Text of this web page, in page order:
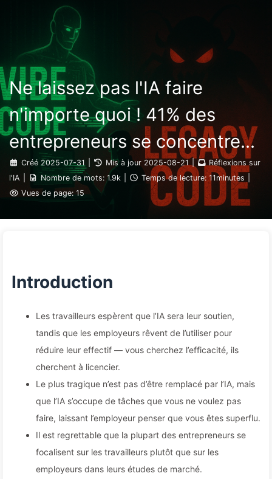
Le Chemin vers la Transformation par l'IA
Rechercher
Catégories
Ne laissez pas l'IA faire
n'importe quoi ! 41% des
entrepreneurs se concentrent
sur des "missions rouges",
une technologie insuffisante
provoque davantage de
employés — Apprenez à
Créé 2025-07-31 Mis à jour 2025-08-21
Réflexions sur
l'IA
Nombre de mots: 1.9k Temps de lecture: 11minutes
Vues de page: 15
Introduction
Les travailleurs espèrent que l’IA sera leur soutien,
tandis que les employeurs rêvent de l’utiliser pour
réduire leur effectif — vous cherchez l’efficacité, ils
cherchent à licencier.
Le plus tragique n’est pas d’être remplacé par l’IA, mais
que l’IA s’occupe de tâches que vous ne voulez pas
faire, laissant l’employeur penser que vous êtes superflu.
Il est regrettable que la plupart des entrepreneurs se
focalisent sur les travailleurs plutôt que sur les
employeurs dans leurs études de marché.